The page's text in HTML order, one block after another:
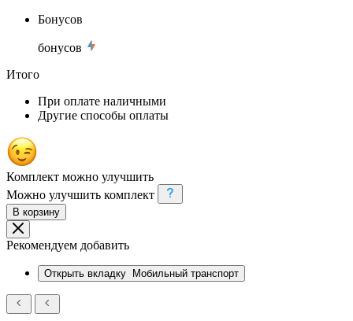
Бонусов
бонусов
Итого
При оплате наличными
Другие способы оплаты
Комплект можно улучшить
Можно улучшить комплект
В корзину
Рекомендуем добавить
Открыть вкладку Мобильный транспорт